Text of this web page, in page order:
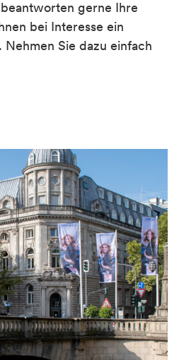
gerne Ihre
bei Interesse ein
Nehmen Sie dazu einfach